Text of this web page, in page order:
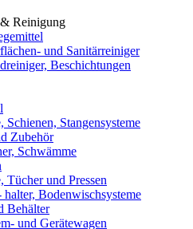
Reinigung
und Sanitärreiniger
Beschichtungen
Schienen, Stangensysteme
Zubehör
Schwämme
Tücher und Pressen
Bodenwischsysteme
Behälter
und Gerätewagen